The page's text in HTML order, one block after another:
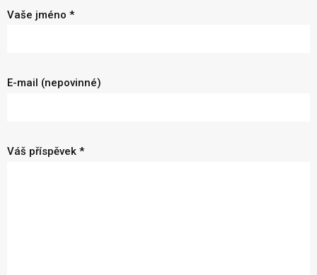
Vaše jméno *
E-mail (nepovinné)
Váš příspěvek *